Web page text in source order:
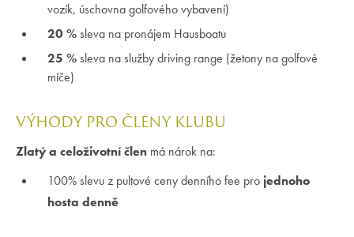
vozík, úschovna golfového vybavení)
20 %sleva na pronájem Hausboatu
25 %sleva na služby driving range (žetony na golfové
míče)
VÝHODY PRO ČLENY KLUBU
Zlatý a celoživotní člen má nárok na:
100% slevu z pultové ceny denního fee pro jednoho
hosta denně